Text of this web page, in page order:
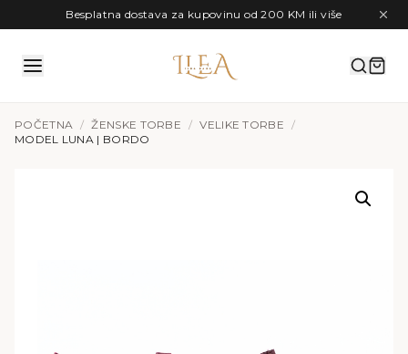
Preskoči na sadržajBesplatna dostava za kupovinu od 200 KM ili više
POČETNA / ŽENSKE TORBE / VELIKE TORBE /
MODEL LUNA | BORDO